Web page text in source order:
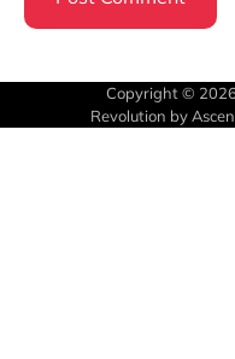
Copyright © 2026
Revolution by